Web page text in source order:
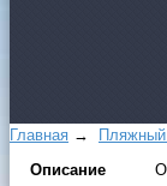
Главная →
Описание